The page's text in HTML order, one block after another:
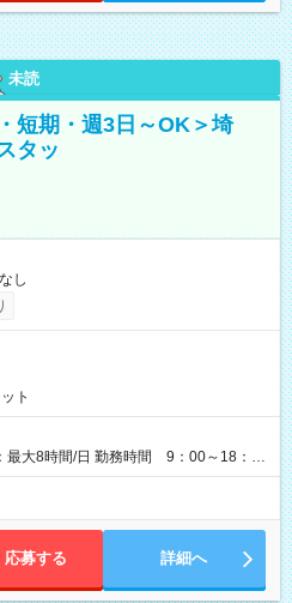
未読
短期・週3日～OK＞埼
タッ
し
ト
最大8時間/日 勤務時間 9：00～18：
祝含む週3日～OK、シフト制 ※もちろ
応募する 詳細へ